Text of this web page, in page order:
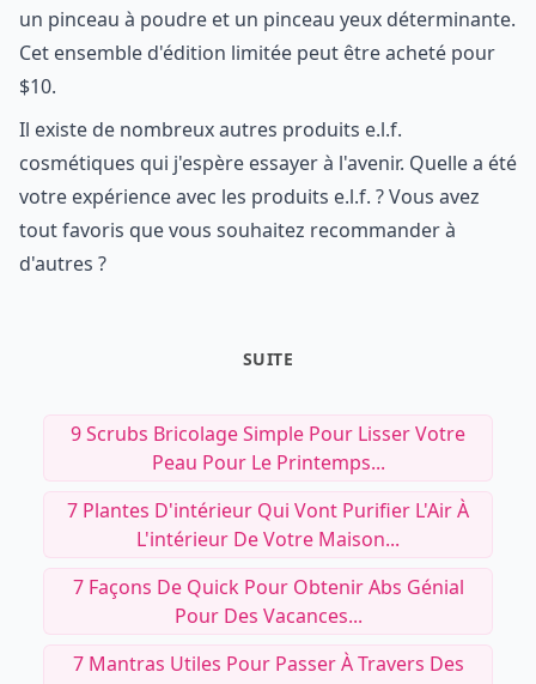
un pinceau à poudre et un pinceau yeux déterminante.
Cet ensemble d'édition limitée peut être acheté pour
$10.
Il existe de nombreux autres produits e.l.f.
cosmétiques qui j'espère essayer à l'avenir. Quelle a été
votre expérience avec les produits e.l.f. ? Vous avez
tout favoris que vous souhaitez recommander à
d'autres ?
SUITE
9 Scrubs Bricolage Simple Pour Lisser Votre
Peau Pour Le Printemps...
7 Plantes D'intérieur Qui Vont Purifier L'Air À
L'intérieur De Votre Maison...
7 Façons De Quick Pour Obtenir Abs Génial
Pour Des Vacances...
7 Mantras Utiles Pour Passer À Travers Des